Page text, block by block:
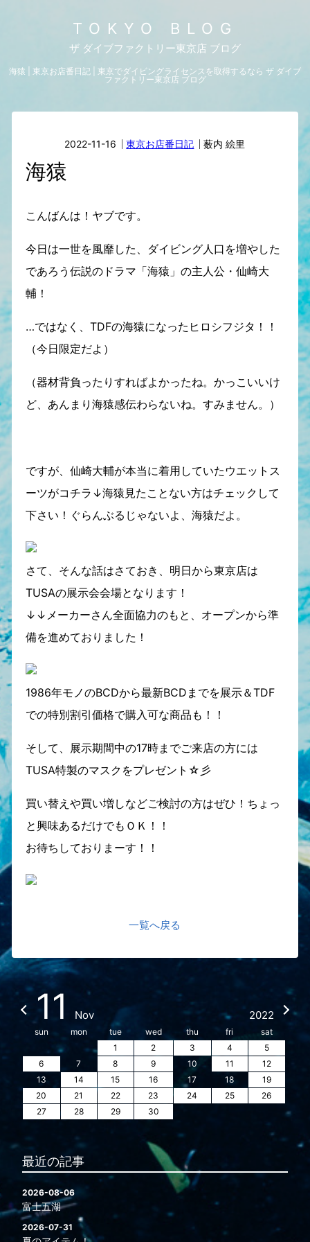
TOKYO BLOG
ザ ダイブファクトリー東京店 ブログ
海猿 | 東京お店番日記 | 東京でダイビングライセンスを取得するなら ザ ダイブ
ファクトリー東京店 ブログ
2022-11-16 東京お店番日記 薮内 絵里
海猿
こんばんは！ヤブです。
今日は一世を風靡した、ダイビング人口を増やした
であろう伝説のドラマ「海猿」の主人公・仙崎大
輔！
…ではなく、TDFの海猿になったヒロシフジタ！！
（今日限定だよ）
（器材背負ったりすればよかったね。かっこいいけ
ど、あんまり海猿感伝わらないね。すみません。）
ですが、仙崎大輔が本当に着用していたウエットス
ーツがコチラ↓海猿見たことない方はチェックして
下さい！ぐらんぶるじゃないよ、海猿だよ。
さて、そんな話はさておき、明日から東京店は
TUSAの展示会会場となります！
↓↓メーカーさん全面協力のもと、オープンから準
備を進めておりました！
1986年モノのBCDから最新BCDまでを展示＆TDF
での特別割引価格で購入可な商品も！！
そして、展示期間中の17時までご来店の方には
TUSA特製のマスクをプレゼント☆彡
買い替えや買い増しなどご検討の方はぜひ！ちょっ
と興味あるだけでもＯＫ！！
お待ちしておりまーす！！
一覧へ戻る
11 Nov 2022
sun mon tue wed thu fri
sat
1
2 3 4
5
6
7 8 9 10 11
12
13
14 15 16 17 18
19
20
21 22 23 24 25
26
27
28 29 30
最近の記事
2026-08-06
富士五湖
2026-07-31